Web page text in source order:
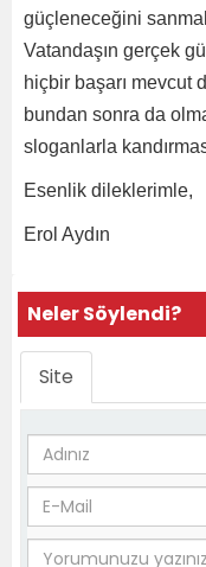
güçleneceğini
Vatandaşın gerçek
hiçbir başarı mevcut
bundan sonra da
sloganlarla
Esenlik dileklerimle,
Erol Aydın
Neler Söylendi?
Site